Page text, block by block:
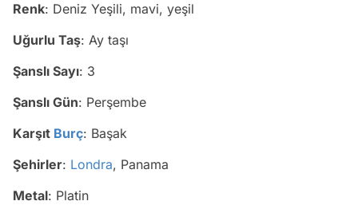
Renk: Deniz Yeşili, mavi, yeşil
Uğurlu Taş: Ay taşı
Şanslı Sayı: 3
Şanslı Gün: Perşembe
Karşıt Burç: Başak
Şehirler: Londra, Panama
Metal: Platin